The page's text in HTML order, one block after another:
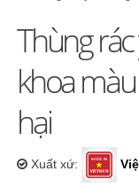
Thùng
khoa
hại
Xuất xứ: